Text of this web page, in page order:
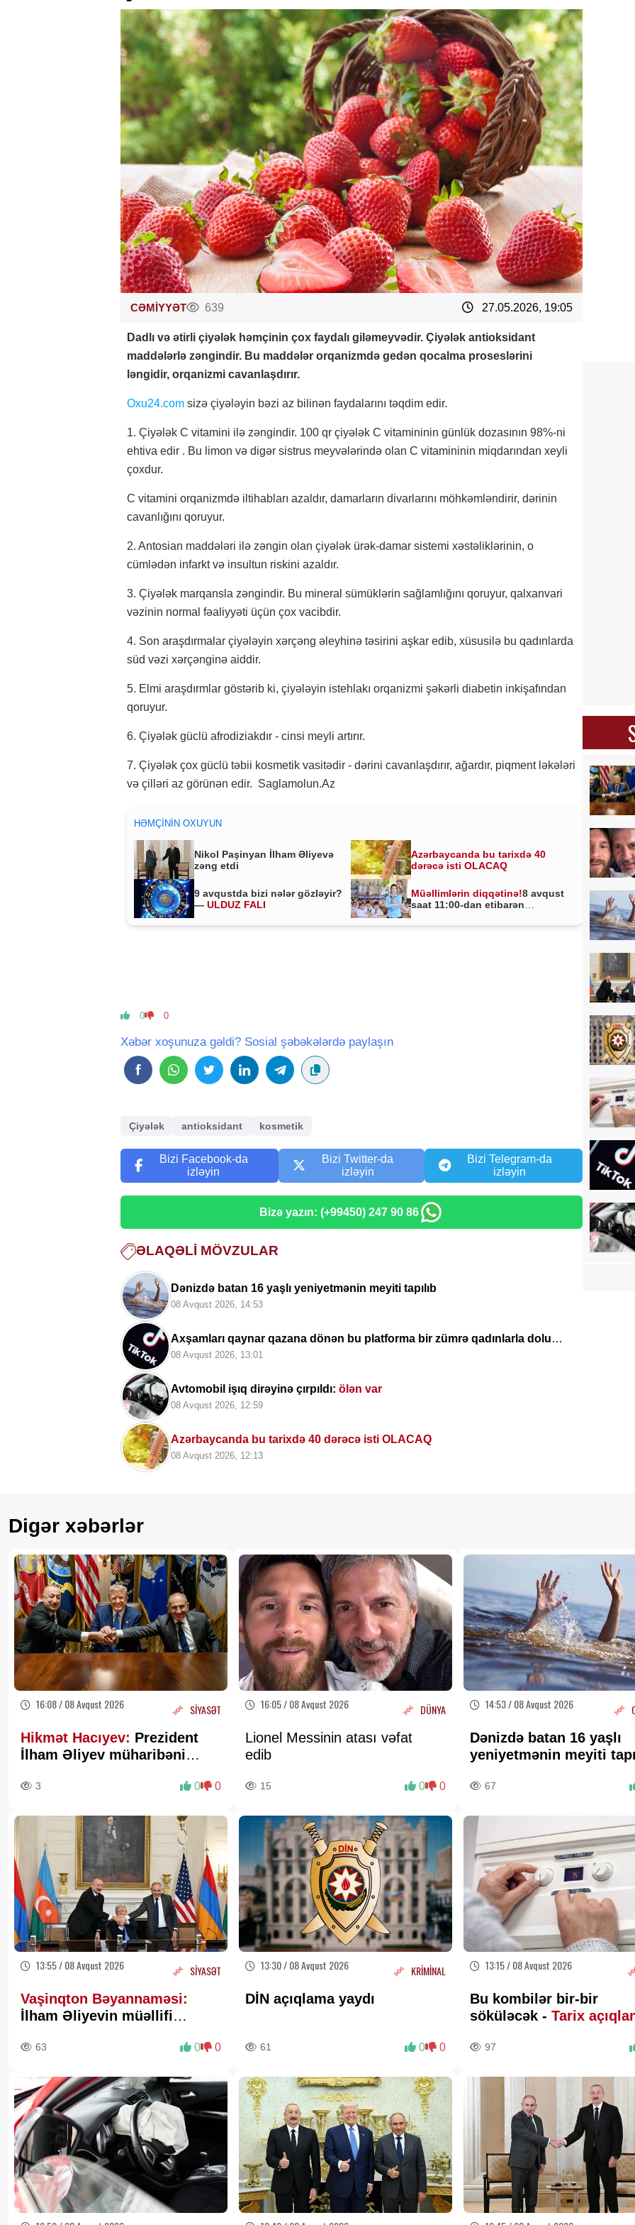
CƏMİYYƏT 639 27.05.2026, 19:05
Dadlı və ətirli çiyələk həmçinin çox faydalı giləmeyvədir. Çiyələk antioksidant
maddələrlə zəngindir. Bu maddələr orqanizmdə gedən qocalma proseslərini
ləngidir, orqanizmi cavanlaşdırır.
Oxu24.com sizə çiyələyin bəzi az bilinən faydalarını təqdim edir.
1. Çiyələk C vitamini ilə zəngindir. 100 qr çiyələk C vitamininin günlük dozasının 98%-ni
ehtiva edir . Bu limon və digər sistrus meyvələrində olan C vitamininin miqdarından xeyli
çoxdur.
C vitamini orqanizmdə iltihabları azaldır, damarların divarlarını möhkəmləndirir, dərinin
cavanlığını qoruyur.
2. Antosian maddələri ilə zəngin olan çiyələk ürək-damar sistemi xəstəliklərinin, o
cümlədən infarkt və insultun riskini azaldır.
3. Çiyələk marqansla zəngindir. Bu mineral sümüklərin sağlamlığını qoruyur, qalxanvari
vəzinin normal fəaliyyəti üçün çox vacibdir.
4. Son araşdırmalar çiyələyin xərçəng əleyhinə təsirini aşkar edib, xüsusilə bu qadınlarda
süd vəzi xərçənginə aiddir.
5. Elmi araşdırmlar göstərib ki, çiyələyin istehlakı orqanizmi şəkərli diabetin inkişafından
qoruyur.
6. Çiyələk güclü afrodiziakdır - cinsi meyli artırır.
7. Çiyələk çox güclü təbii kosmetik vasitədir - dərini cavanlaşdırır, ağardır, piqment ləkələri
və çilləri az görünən edir. Saglamolun.Az
HƏMÇININ OXUYUN
Nikol Paşinyan İlham Əliyevə
zəng etdi
Azərbaycanda bu tarixdə 40
dərəcə isti OLACAQ
9 avqustda bizi nələr gözləyir?
—ULDUZ FALI
Müəllimlərin diqqətinə!8 avqust
saat 11:00-dan etibarən
0 0
Xəbər xoşunuza gəldi? Sosial şəbəkələrdə paylaşın
Çiyələk antioksidant kosmetik
Bizi Facebook-da
izləyin
Bizi Twitter-da
izləyin
Bizi Telegram-da
izləyin
Bizə yazın: (+99450) 247 90 86
ƏLAQƏLI MÖVZULAR
Dənizdə batan 16 yaşlı yeniyetmənin meyiti tapılıb
08 Avqust 2026, 14:53
Axşamları qaynar qazana dönən bu platforma bir zümrə qadınlarla dolu
olur...
08 Avqust 2026, 13:01
Avtomobil işıq dirəyinə çırpıldı: ölən var
08 Avqust 2026, 12:59
Azərbaycanda bu tarixdə 40 dərəcə isti OLACAQ
08 Avqust 2026, 12:13
Digər xəbərlər
16:08 / 08 Avqust 2026 SİYASƏT
Hikmət Hacıyev: Prezident
İlham Əliyev müharibəni
də qazandı - VİDEO
3 0 0
16:05 / 08 Avqust 2026 DÜNYA
Lionel Messinin atası vəfat
edib
15 0 0
14:53 / 08 Avqust 2026
Dənizdə batan 16 yaşlı
yeniyetmənin meyiti
67
13:55 / 08 Avqust 2026 SİYASƏT
Vaşinqton Bəyannaməsi:
İlham Əliyevin müəllifi
beynəlxalq miqyasda təsdiqi
63 0 0
13:30 / 08 Avqust 2026 KRİMİNAL
DİN açıqlama yaydı
61 0 0
13:15 / 08 Avqust 2026
Bu kombilər bir-bir
söküləcək - Tarix
97